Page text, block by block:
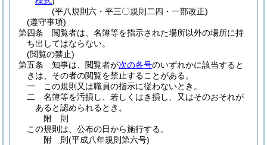
(平八規則六・平三〇規則二四・一部改正)
(遵守事項)
第四条
閲覧者は、名簿等を指示された場所以外の場所に持
ち出してはならない。
(閲覧の禁止)
第五条
知事は、閲覧者が次の各号のいずれかに該当すると
きは、その者の閲覧を禁止することがある。
一
この規則又は職員の指示に従わないとき。
二
名簿等を汚損し、若しくはき損し、又はそのおそれが
あると認められるとき。
附 則
この規則は、公布の日から施行する。
附 則(平成八年規則第六号)